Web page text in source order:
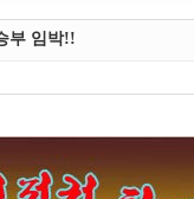
부 임박!!